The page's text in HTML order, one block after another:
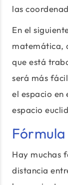
las
En el
matemática,
que está
será más
el espacio en
espacio
Hay muchas
distancia